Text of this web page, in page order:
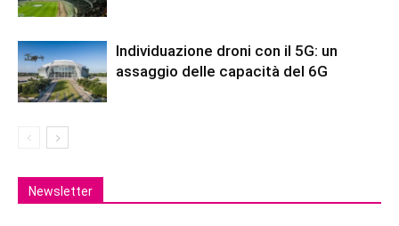
Individuazione droni con il 5G: un
assaggio delle capacità del 6G
Newsletter